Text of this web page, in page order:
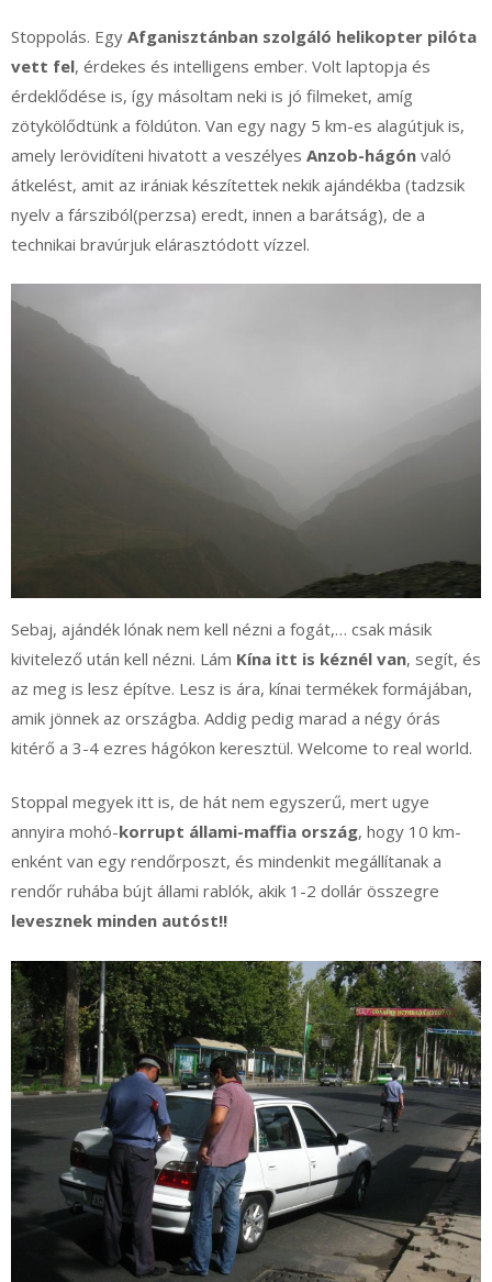
Stoppolás. Egy Afganisztánban szolgáló helikopter pilóta
vett fel, érdekes és intelligens ember. Volt laptopja és
érdeklődése is, így másoltam neki is jó filmeket, amíg
zötykölődtünk a földúton. Van egy nagy 5 km-es alagútjuk is,
amely lerövidíteni hivatott a veszélyes Anzob-hágón való
átkelést, amit az irániak készítettek nekik ajándékba (tadzsik
nyelv a fársziból(perzsa) eredt, innen a barátság), de a
technikai bravúrjuk elárasztódott vízzel.
Sebaj, ajándék lónak nem kell nézni a fogát,… csak másik
kivitelező után kell nézni. Lám Kína itt is kéznél van, segít, és
az meg is lesz építve. Lesz is ára, kínai termékek formájában,
amik jönnek az országba. Addig pedig marad a négy órás
kitérő a 3-4 ezres hágókon keresztül. Welcome to real world.
Stoppal megyek itt is, de hát nem egyszerű, mert ugye
annyira mohó-korrupt állami-maffia ország, hogy 10 km-
enként van egy rendőrposzt, és mindenkit megállítanak a
rendőr ruhába bújt állami rablók, akik 1-2 dollár összegre
levesznek minden autóst!!